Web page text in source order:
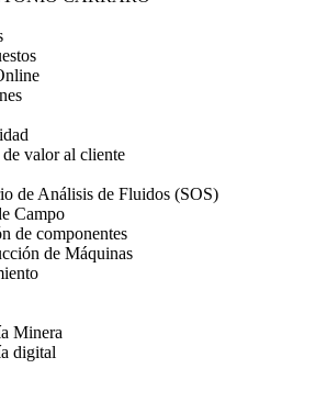
valor al cliente
de Análisis de Fluidos (SOS)
Campo
de componentes
de Máquinas
Minera
digital